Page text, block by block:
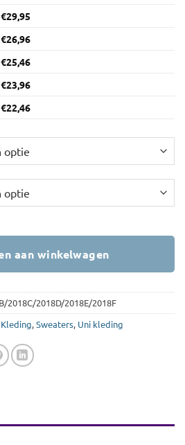
€29,95
€26,96
€25,46
€23,96
€22,46
aan winkelwagen
2018C/2018D/2018E/2018F
Kleding,Sweaters, Uni kleding